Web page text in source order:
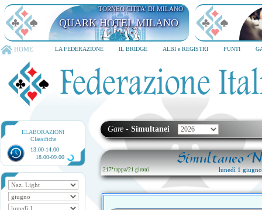
HOME LA FEDERAZIONE IL BRIDGE ALBI e REGISTRI PUNTI
ELABORAZIONI
Classifiche
13.00-14.00
18.00-09.00
Gare - Simultanei
Simultaneo
217ª tappa/21 gironi lunedì 1